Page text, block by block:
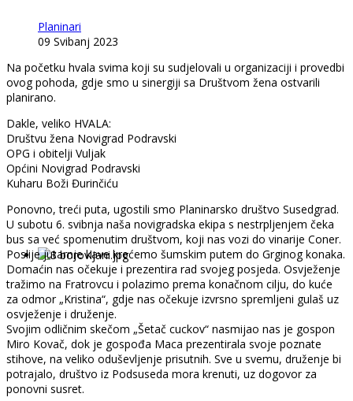
Planinari
09 Svibanj 2023
Na početku hvala svima koji su sudjelovali u organizaciji i provedbi
ovog pohoda, gdje smo u sinergiji sa Društvom žena ostvarili
planirano.
Dakle, veliko HVALA:
Društvu žena Novigrad Podravski
OPG i obitelji Vuljak
Općini Novigrad Podravski
Kuharu Boži Đurinčiću
Ponovno, treći puta, ugostili smo Planinarsko društvo Susedgrad.
U subotu 6. svibnja naša novigradska ekipa s nestrpljenjem čeka
bus sa već spomenutim društvom, koji nas vozi do vinarije Coner.
Poslije jutarnje kave krećemo šumskim putem do Grginog konaka.
Domaćin nas očekuje i prezentira rad svojeg posjeda. Osvježenje
tražimo na Fratrovcu i polazimo prema konačnom cilju, do kuće
za odmor „Kristina“, gdje nas očekuje izvrsno spremljeni gulaš uz
osvježenje i druženje.
Svojim odličnim skečom „Šetač cuckov“ nasmijao nas je gospon
Miro Kovač, dok je gospođa Maca prezentirala svoje poznate
stihove, na veliko oduševljenje prisutnih. Sve u svemu, druženje bi
potrajalo, društvo iz Podsuseda mora krenuti, uz dogovor za
ponovni susret.